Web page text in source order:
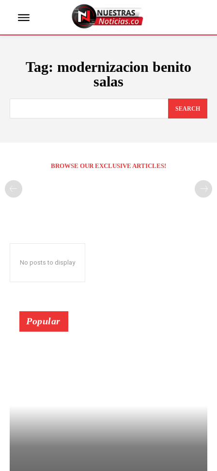
Tag: modernizacion benito
salas
SEARCH
BROWSE OUR EXCLUSIVE ARTICLES!
No posts to display
Popular